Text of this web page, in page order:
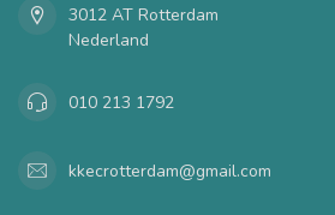
3012 AT Rotterdam
Nederland
010 213 1792
kkecrotterdam@gmail.com